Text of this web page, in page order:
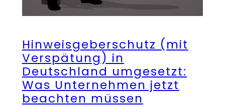
Hinweisgeberschutz (mit
Verspätung) in
Deutschland umgesetzt:
Was Unternehmen jetzt
beachten müssen